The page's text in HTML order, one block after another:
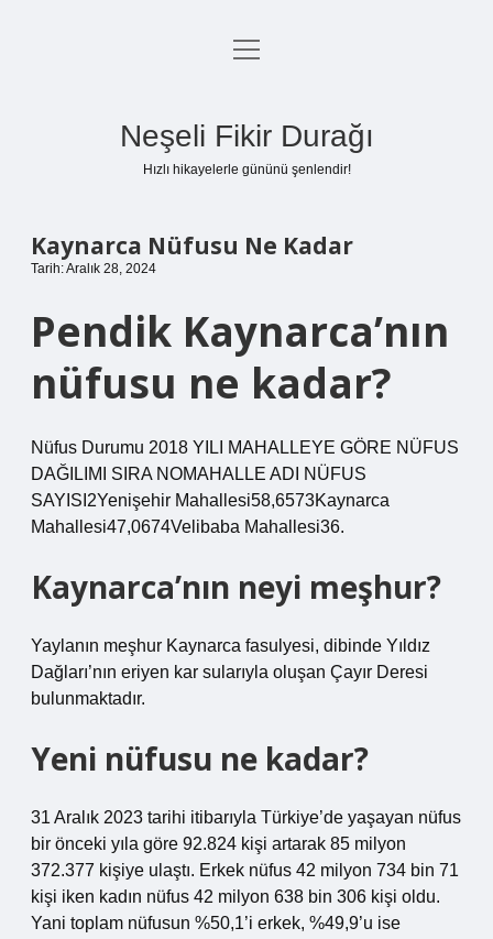
Anasayfa
menüyü
Neşeli Fikir Durağı
Hızlı hikayelerle gününü şenlendir!
Kaynarca Nüfusu Ne Kadar
Tarih: Aralık 28, 2024
Pendik Kaynarca’nın
nüfusu ne kadar?
Nüfus Durumu 2018 YILI MAHALLEYE GÖRE NÜFUS
DAĞILIMI SIRA NOMAHALLE ADI NÜFUS
SAYISI2Yenişehir Mahallesi58,6573Kaynarca
Mahallesi47,0674Velibaba Mahallesi36.
Kaynarca’nın neyi meşhur?
Yaylanın meşhur Kaynarca fasulyesi, dibinde Yıldız
Dağları’nın eriyen kar sularıyla oluşan Çayır Deresi
bulunmaktadır.
Yeni nüfusu ne kadar?
31 Aralık 2023 tarihi itibarıyla Türkiye’de yaşayan nüfus
bir önceki yıla göre 92.824 kişi artarak 85 milyon
372.377 kişiye ulaştı. Erkek nüfus 42 milyon 734 bin 71
kişi iken kadın nüfus 42 milyon 638 bin 306 kişi oldu.
Yani toplam nüfusun %50,1’i erkek, %49,9’u ise